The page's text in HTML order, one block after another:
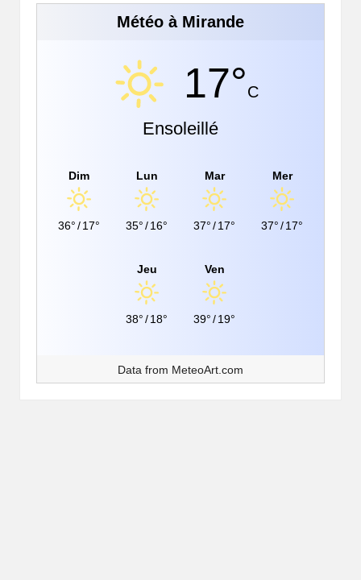
Météo à Mirande
17°C
Ensoleillé
Dim
36°/17°
Lun
35°/16°
Mar
37°/17°
Mer
37°/17°
Jeu
38°/18°
Ven
39°/19°
Data from MeteoArt.com